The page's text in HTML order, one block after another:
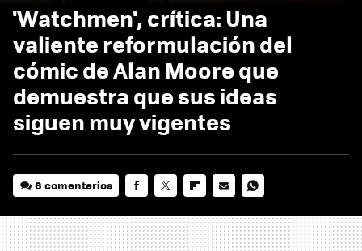
'Watchmen', crítica: Una
valiente reformulación del
cómic de Alan Moore que
demuestra que sus ideas
siguen muy vigentes
6 comentarios
MAIL